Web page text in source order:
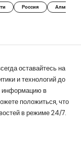
Россия Алматы
оставайтесь на
и технологий до
информацию в
положиться, что
в режиме 24/7.